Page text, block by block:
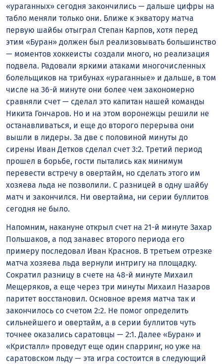
«ураганных» сегодня закончились — дальше цифры на
табло меняли только они. Ближе к экватору матча
первую шайбы отыграл Степан Карпов, хотя перед
этим «Буран» должен был реализовывать большинство
— моментов хоккеисты создали много, но реализация
подвела. Радовали яркими атаками многочисленных
болельщиков на трибунах «ураганные» и дальше, в том
числе на 36-й минуте они более чем закономерно
сравняли счет — сделал это капитан нашей команды
Никита Гончаров. Но и на этом воронежцы решили не
останавливаться, и еще до второго перерыва они
вышли в лидеры. За две с половиной минуты до
сирены Иван Детков сделал счет 3:2. Третий период
прошел в борьбе, гости пытались как минимум
перевести встречу в овертайм, но сделать этого им
хозяева льда не позволили. С разницей в одну шайбу
матч и закончился. Ни овертайма, ни серии буллитов
сегодня не было.
Напомним, накануне открыл счет на 21-й минуте Захар
Польшаков, а под занавес второго периода его
примеру последовал Иван Краснов. В третьем отрезке
матча хозяева льда вернули интригу на площадку.
Сократил разницу в счете на 48-й минуте Михаил
Мещеряков, а еще через три минуты Михаил Назаров
паритет восстановил. Основное время матча так и
закончилось со счетом 2:2. Не помог определить
сильнейшего и овертайм, а в серии буллитов чуть
точнее оказались саратовцы — 2:1. Далее «Буран» и
«Кристалл» проведут еще один спарринг, но уже на
саратовском льду — эта игра состоится в следующий